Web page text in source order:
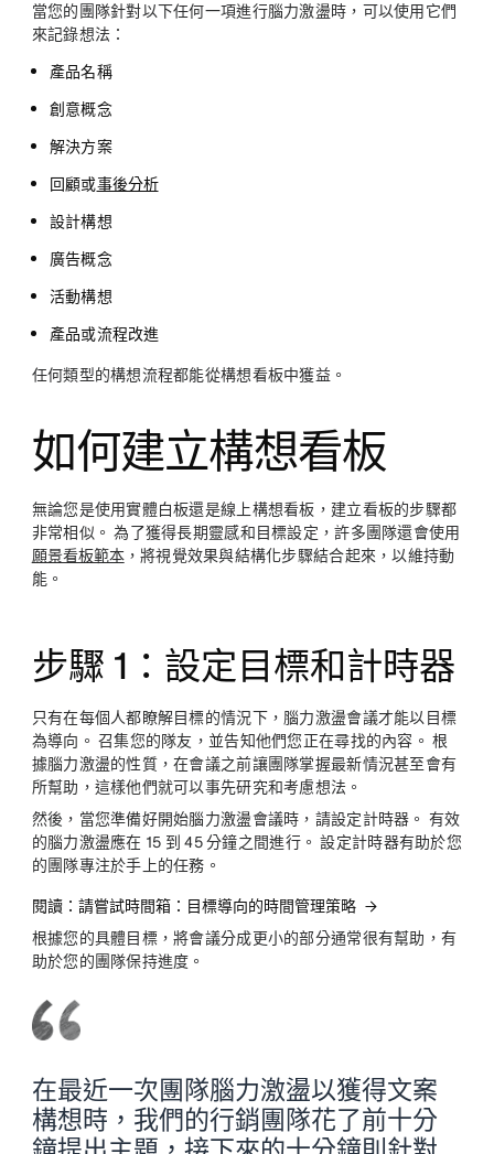
當您的團隊針對以下任何一項進行腦力激盪時，可以使用它們
來記錄想法：
產品名稱
創意概念
解決方案
回顧或事後分析
設計構想
廣告概念
活動構想
產品或流程改進
任何類型的構想流程都能從構想看板中獲益。
如何建立構想看板
無論您是使用實體白板還是線上構想看板，建立看板的步驟都
非常相似。 為了獲得長期靈感和目標設定，許多團隊還會使用
願景看板範本，將視覺效果與結構化步驟結合起來，以維持動
能。
步驟 1：設定目標和計時器
只有在每個人都瞭解目標的情況下，腦力激盪會議才能以目標
為導向。 召集您的隊友，並告知他們您正在尋找的內容。 根
據腦力激盪的性質，在會議之前讓團隊掌握最新情況甚至會有
所幫助，這樣他們就可以事先研究和考慮想法。
然後，當您準備好開始腦力激盪會議時，請設定計時器。 有效
的腦力激盪應在 15 到 45 分鐘之間進行。 設定計時器有助於您
的團隊專注於手上的任務。
閱讀：請嘗試時間箱：目標導向的時間管理策略
根據您的具體目標，將會議分成更小的部分通常很有幫助，有
助於您的團隊保持進度。
在最近一次團隊腦力激盪以獲得文案
構想時，我們的行銷團隊花了前十分